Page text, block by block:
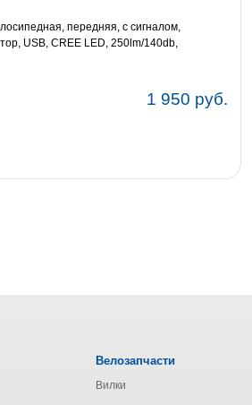
передняя, с сигналом,
USB, CREE LED, 250lm/140db,
1 950 руб.
Велозапчасти
Вилки